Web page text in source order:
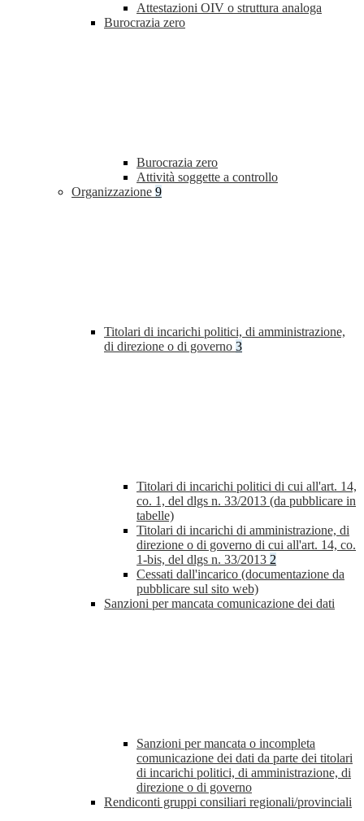
Attestazioni OIV o struttura analoga
Burocrazia zero
Burocrazia zero
Attività soggette a controllo
Organizzazione 9
Titolari di incarichi politici, di amministrazione,
di direzione o di governo 3
Titolari di incarichi politici di cui all'art. 14,
co. 1, del dlgs n. 33/2013 (da pubblicare in
tabelle)
Titolari di incarichi di amministrazione, di
direzione o di governo di cui all'art. 14, co.
1-bis, del dlgs n. 33/2013 2
Cessati dall'incarico (documentazione da
pubblicare sul sito web)
Sanzioni per mancata comunicazione dei dati
Sanzioni per mancata o incompleta
comunicazione dei dati da parte dei titolari
di incarichi politici, di amministrazione, di
direzione o di governo
Rendiconti gruppi consiliari regionali/provinciali